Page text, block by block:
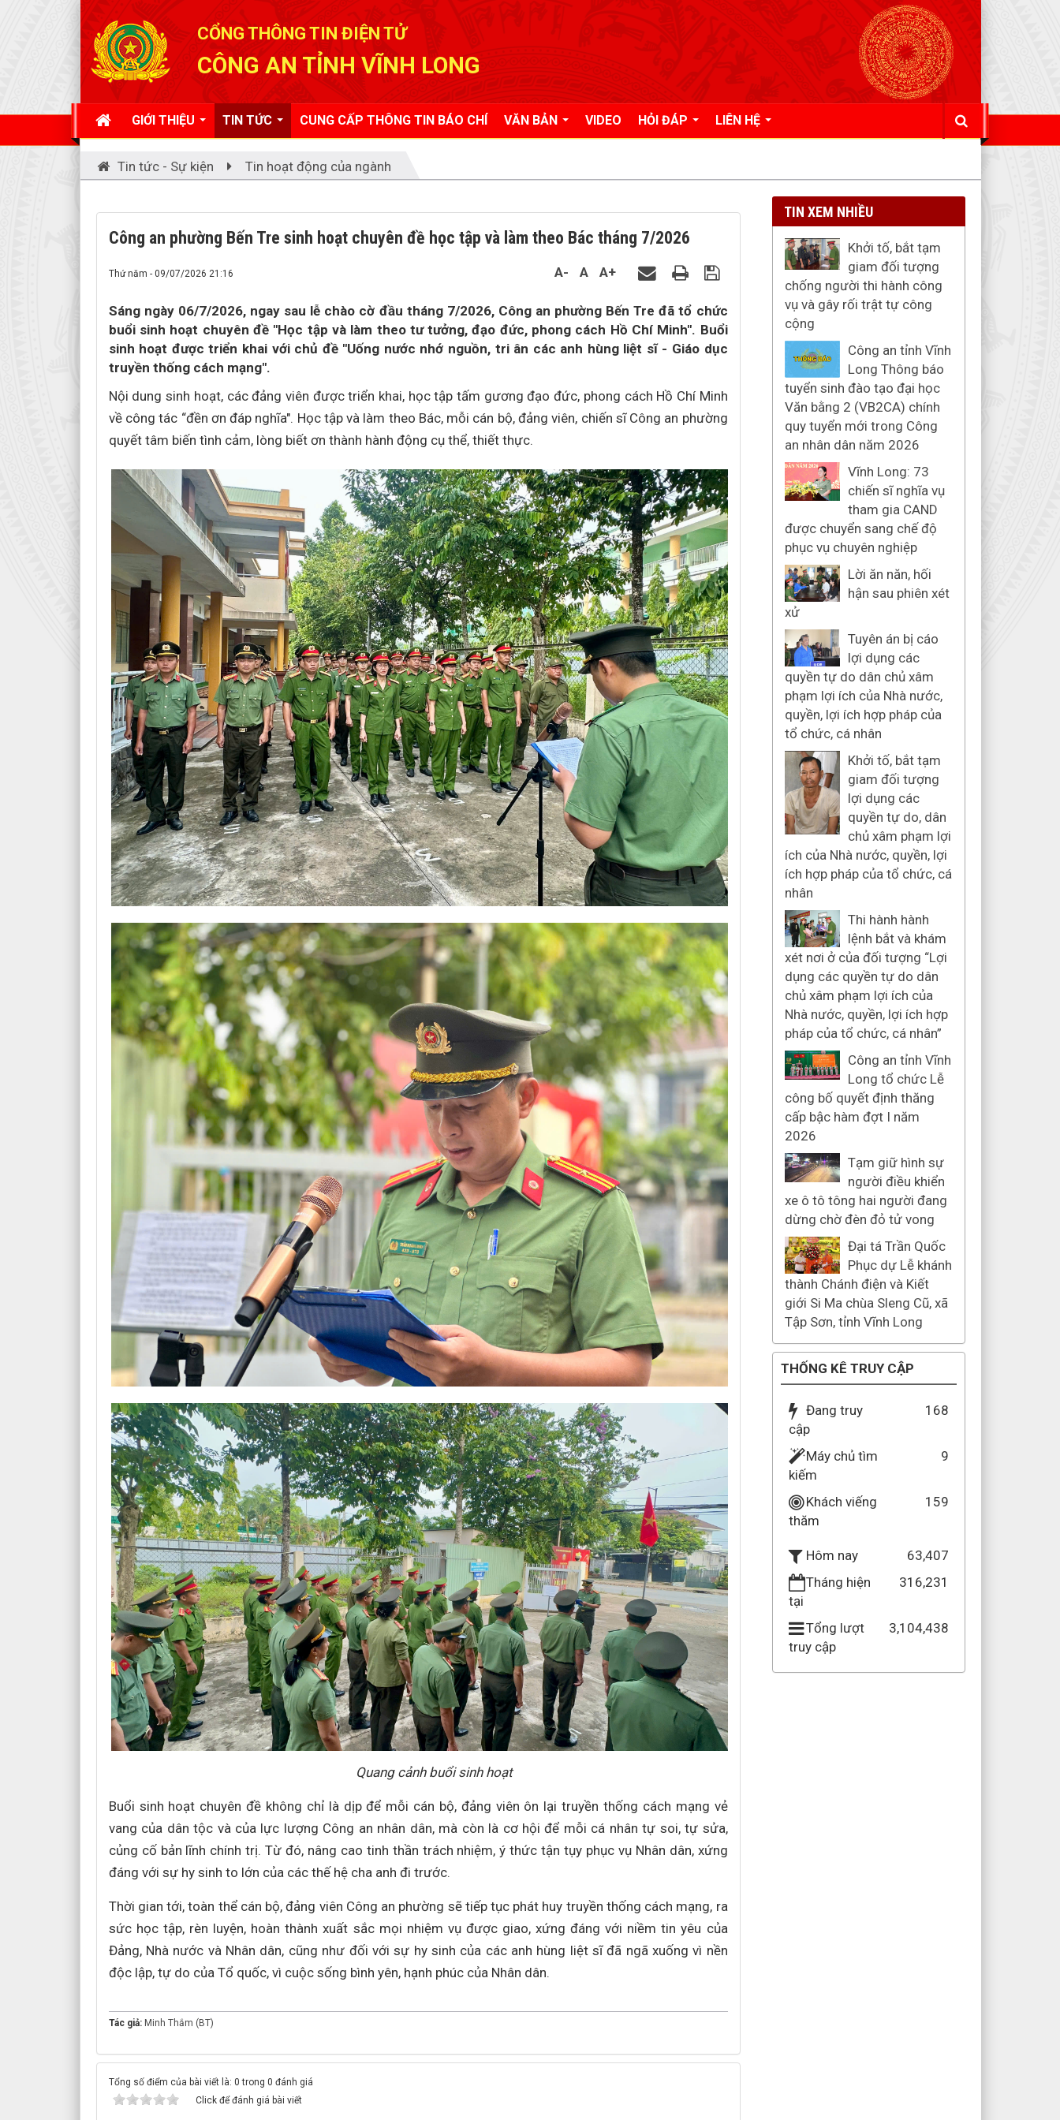
CỔNG THÔNG TIN ĐIỆN TỬ
CÔNG AN TỈNH VĨNH LONG
GIỚI THIỆU TIN TỨC CUNG CẤP THÔNG TIN BÁO CHÍ VĂN BẢN VIDEO HỎI ĐÁP LIÊN HỆ
Tin tức - Sự kiện Tin hoạt động của ngành
Công an phường Bến Tre sinh hoạt chuyên đề học tập và làm theo Bác tháng 7/2026
Thứ năm - 09/07/2026 21:16 A- A A+
Sáng ngày 06/7/2026, ngay sau lễ chào cờ đầu tháng 7/2026, Công an phường Bến Tre đã tổ chức
buổi sinh hoạt chuyên đề "Học tập và làm theo tư tưởng, đạo đức, phong cách Hồ Chí Minh". Buổi
sinh hoạt được triển khai với chủ đề "Uống nước nhớ nguồn, tri ân các anh hùng liệt sĩ - Giáo dục
truyền thống cách mạng".
Nội dung sinh hoạt, các đảng viên được triển khai, học tập tấm gương đạo đức, phong cách Hồ Chí Minh
về công tác “đền ơn đáp nghĩa". Học tập và làm theo Bác, mỗi cán bộ, đảng viên, chiến sĩ Công an phường
quyết tâm biến tình cảm, lòng biết ơn thành hành động cụ thể, thiết thực.
Quang cảnh buổi sinh hoạt
Buổi sinh hoạt chuyên đề không chỉ là dịp để mỗi cán bộ, đảng viên ôn lại truyền thống cách mạng vẻ
vang của dân tộc và của lực lượng Công an nhân dân, mà còn là cơ hội để mỗi cá nhân tự soi, tự sửa,
củng cố bản lĩnh chính trị. Từ đó, nâng cao tinh thần trách nhiệm, ý thức tận tụy phục vụ Nhân dân, xứng
đáng với sự hy sinh to lớn của các thế hệ cha anh đi trước.
Thời gian tới, toàn thể cán bộ, đảng viên Công an phường sẽ tiếp tục phát huy truyền thống cách mạng, ra
sức học tập, rèn luyện, hoàn thành xuất sắc mọi nhiệm vụ được giao, xứng đáng với niềm tin yêu của
Đảng, Nhà nước và Nhân dân, cũng như đối với sự hy sinh của các anh hùng liệt sĩ đã ngã xuống vì nền
độc lập, tự do của Tổ quốc, vì cuộc sống bình yên, hạnh phúc của Nhân dân.
Tác giả: Minh Thắm (BT)
Tổng số điểm của bài viết là: 0 trong 0 đánh giá
Click để đánh giá bài viết
TIN XEM NHIỀU
Khởi tố, bắt tạm
giam đối tượng
chống người thi hành công
vụ và gây rối trật tự công
cộng
Công an tỉnh Vĩnh
Long Thông báo
tuyển sinh đào tạo đại học
Văn bằng 2 (VB2CA) chính
quy tuyển mới trong Công
an nhân dân năm 2026
Vĩnh Long: 73
chiến sĩ nghĩa vụ
tham gia CAND
được chuyển sang chế độ
phục vụ chuyên nghiệp
Lời ăn năn, hối
hận sau phiên xét
xử
Tuyên án bị cáo
lợi dụng các
quyền tự do dân chủ xâm
phạm lợi ích của Nhà nước,
quyền, lợi ích hợp pháp của
tổ chức, cá nhân
Khởi tố, bắt tạm
giam đối tượng
lợi dụng các
quyền tự do, dân
chủ xâm phạm lợi
ích của Nhà nước, quyền, lợi
ích hợp pháp của tổ chức, cá
nhân
Thi hành hành
lệnh bắt và khám
xét nơi ở của đối tượng “Lợi
dụng các quyền tự do dân
chủ xâm phạm lợi ích của
Nhà nước, quyền, lợi ích hợp
pháp của tổ chức, cá nhân”
Công an tỉnh Vĩnh
Long tổ chức Lễ
công bố quyết định thăng
cấp bậc hàm đợt I năm
2026
Tạm giữ hình sự
người điều khiển
xe ô tô tông hai người đang
dừng chờ đèn đỏ tử vong
Đại tá Trần Quốc
Phục dự Lễ khánh
thành Chánh điện và Kiết
giới Si Ma chùa Sleng Cũ, xã
Tập Sơn, tỉnh Vĩnh Long
THỐNG KÊ TRUY CẬP
Đang truy
cập
168
Máy chủ tìm
kiếm
9
Khách viếng
thăm
159
Hôm nay
63,407
Tháng hiện
tại
316,231
Tổng lượt
truy cập
3,104,438